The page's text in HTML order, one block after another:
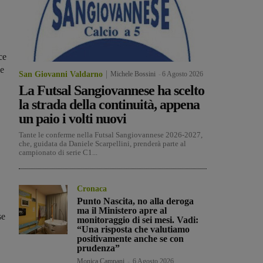
San Giovanni Valdarno Michele Bossini 6 Agosto 2026
La Futsal Sangiovannese ha scelto
la strada della continuità, appena
un paio i volti nuovi
Tante le conferme nella Futsal Sangiovannese 2026-2027,
che, guidata da Daniele Scarpellini, prenderà parte al
campionato di serie C1...
Cronaca
Punto Nascita, no alla deroga
ma il Ministero apre al
monitoraggio di sei mesi. Vadi:
“Una risposta che valutiamo
positivamente anche se con
prudenza”